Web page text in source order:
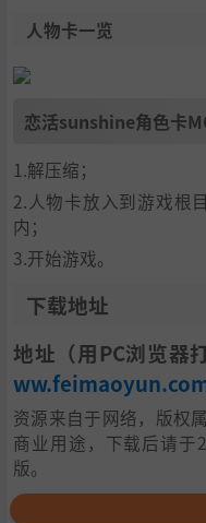
人物卡一览
恋活sunshine角色卡
1.解压缩；
2.人物卡放入到游戏根
内；
3.开始游戏。
下载地址
地址（用PC浏览器
资源来自于网络，版权
商业用途，下载后请于
版。